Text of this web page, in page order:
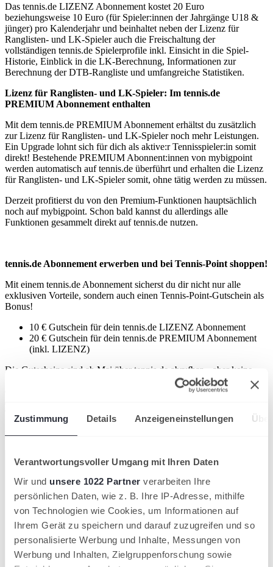
Zustimmung Details Anzeigeneinstellungen
Verantwortungsvoller Umgang mit Ihren Daten
Wir und unsere 1022 Partner verarbeiten Ihre
persönlichen Daten, wie z. B. Ihre IP-Adresse, mithilfe
von Technologien wie Cookies, um Informationen auf
Ihrem Gerät zu speichern und darauf zuzugreifen und so
personalisierte Werbung und Inhalte, Messungen von
Werbung und Inhalten, Zielgruppenforschung sowie
Das tennis.de LIZENZ Abonnement kostet 20 Euro
beziehungsweise 10 Euro (für Spieler:innen der Jahrgänge U18 &
jünger) pro Kalenderjahr und beinhaltet neben der Lizenz für
Ranglisten- und LK-Spieler auch die Freischaltung der
vollständigen tennis.de Spielerprofile inkl. Einsicht in die Spiel-
Historie, Einblick in die LK-Berechnung, Informationen zur
Berechnung der DTB-Rangliste und umfangreiche Statistiken.
Lizenz für Ranglisten- und LK-Spieler: Im tennis.de
PREMIUM Abonnement enthalten
Mit dem tennis.de PREMIUM Abonnement erhältst du zusätzlich
zur Lizenz für Ranglisten- und LK-Spieler noch mehr Leistungen.
Ein Upgrade lohnt sich für dich als aktive:r Tennisspieler:in somit
direkt! Bestehende PREMIUM Abonnent:innen von mybigpoint
werden automatisch auf tennis.de überführt und erhalten die Lizenz
für Ranglisten- und LK-Spieler somit, ohne tätig werden zu müssen.
Derzeit profitierst du von den Premium-Funktionen hauptsächlich
noch auf mybigpoint. Schon bald kannst du allerdings alle
Funktionen gesammelt direkt auf tennis.de nutzen.
tennis.de Abonnement erwerben und bei Tennis-Point shoppen!
Mit einem tennis.de Abonnement sicherst du dir nicht nur alle
exklusiven Vorteile, sondern auch einen Tennis-Point-Gutschein als
Bonus!
10 € Gutschein für dein tennis.de LIZENZ Abonnement
20 € Gutschein für dein tennis.de PREMIUM Abonnement
(inkl. LIZENZ)
Die Gutscheine sind ab Mai über tennis.de abrufbar – aber keine
Sorge: Schließe dein tennis.de Abonnement jetzt ab und erhalte den
Gutschein trotzdem! So kannst du nicht nur bereits jetzt von den
Tennis-Point shoppen.
Die Leistungspakete im Überblick:
tennis.de
BASIS
tennis.de
LIZENZ
PREMIUM
Turniere
Turniersuche
✔️ ✔️
✔️
Anmeldung LK- und
Ranglistenturniere
Setzen von Turnierfavoriten - - ✔️